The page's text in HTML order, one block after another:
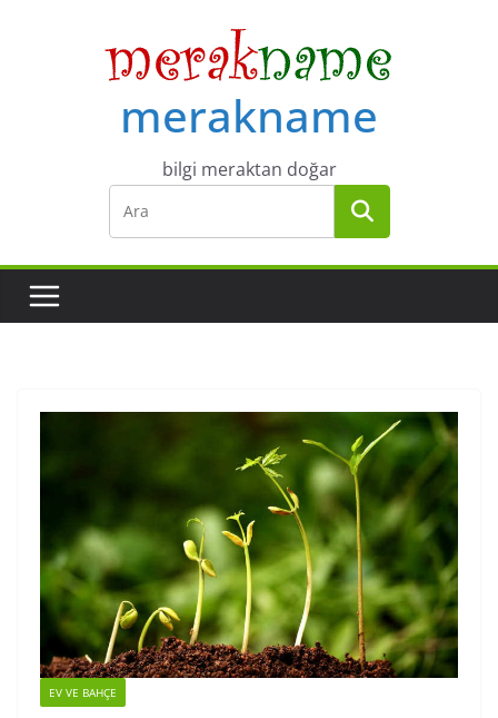
merakname
bilgi meraktan doğar
EV VE BAHÇE